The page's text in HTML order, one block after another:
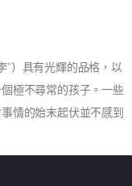
”）具有光輝的品格，以
極不尋常的孩子。一些
情的始末起伏並不感到